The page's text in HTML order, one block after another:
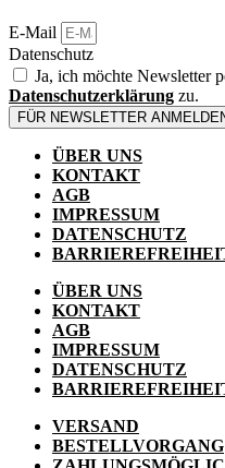
E-Mail
Datenschutz
Ja, ich möchte Newsletter
Datenschutzerklärung zu.
FÜR NEWSLETTER
ÜBER UNS
KONTAKT
AGB
IMPRESSUM
DATENSCHUTZ
ÜBER UNS
KONTAKT
AGB
IMPRESSUM
DATENSCHUTZ
VERSAND
BESTELLVORGANG